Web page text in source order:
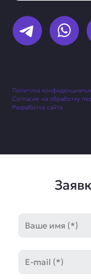
Политика
Согласие на обработку
Разработка сайта
mail